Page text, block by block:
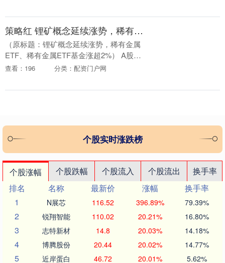
Win....
策略红 锂矿概念延续涨势，稀有金属ETF、稀有金属ETF基金涨超2%
（原标题：锂矿概念延续涨势，稀有金属
ETF、稀有金属ETF基金涨超2%） A股主
要指数今日震荡走低，沪指午后失守4000
查看：196 分类：配资门户网
个股实时涨跌榜
个股涨幅 个股跌幅 个股流入 个股流出
换手率
排名
名称 最新价 涨幅
换手率
1
N展芯 116.52 396.89% 79.39%
2 锐翔智能 110.02 20.21% 16.80%
3 志特新材 14.8 20.03% 14.18%
4 博腾股份 20.44 20.02% 14.77%
5 近岸蛋白 46.72 20.01% 5.62%